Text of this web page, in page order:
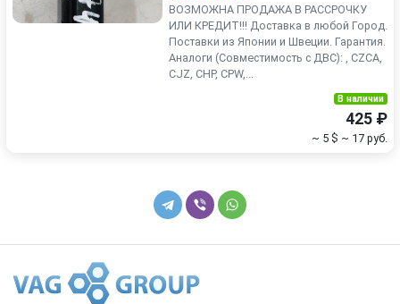
Subaru Suzuki
Volkswagen
ВОЗМОЖНА ПРОДАЖА В РАССРОЧКУ
ИЛИ КРЕДИТ!!! Доставка в любой Город.
Поставки из Японии и Швеции. Гарантия.
Аналоги (Совместимость с ДВС): , CZCA,
CJZ, CHP, CPW,...
В наличии
425 ₽
~ 5 $ ~ 17 руб.